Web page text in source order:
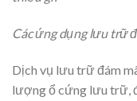
Các ứng dụng lưu trữ
Dịch vụ lưu trữ đám
lượng ổ cứng lưu trữ,